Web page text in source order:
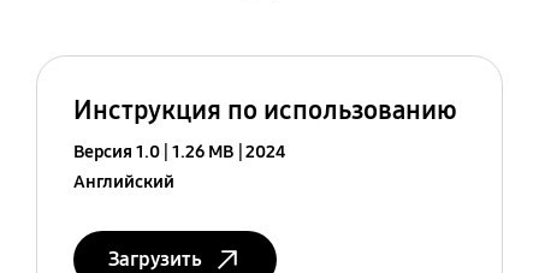
Инструкция по использованию
Версия 1.0 1.26 MB 2024
Английский
Загрузить